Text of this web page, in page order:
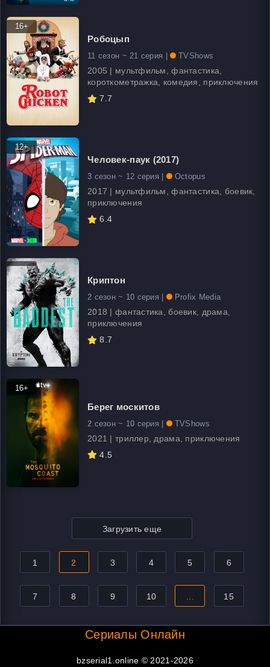
16+
Робоцып
11 сезон ~ 21 серия | TVShows
2005 | мультфильм, фантастика,
короткометражка, комедия, приключения
7.7
12+
Человек-паук (2017)
3 сезон ~ 12 серия | Octopus
2017 | мультфильм, фантастика, боевик,
приключения
6.4
Криптон
2 сезон ~ 10 серия | Profix Media
2018 | фантастика, боевик, драма,
приключения
8.7
16+
Берег москитов
2 сезон ~ 10 серия | TVShows
2021 | триллер, драма, приключения
4.5
Загрузить еще
1 2 3 4 5 6
7 8 9 10 15
Сериалы Онлайн
bzserial1.online © 2021-2026